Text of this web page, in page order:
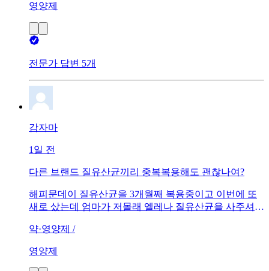
라 몸이 필요한 만큼 쓰고 나머지는 배출이 된다고 설명
을하는데 그럼 왜 굳이 버리고 말것을 그렇게 많이 넣어
서 고함량이라고 홍보를 하는걸까요? 이해가 안갑니다.
는데 1일 2정이라는데 혹 몰라서 한알만 먹었는데 살짝
도 또 생기는것 같아요.그래서 오늘은 아직 먹지는 않았
는데 어떻게 해야할지 모르겠네요. 일시적인 현상일까
요?
영양제
전문가 답변 5개
감자마
1일 전
다른 브랜드 질유산균끼리 중복복용해도 괜찮나여?
해피문데이 질유산균을 3개월째 복용중이고 이번에 또
새로 샀는데 엄마가 저몰래 엘레나 질유산균을 사주셔서
고 엘레나는 10억 CFU가 들어가있는데 중복복용해도 괜
ㅜㅜ
약·영양제 /
영양제